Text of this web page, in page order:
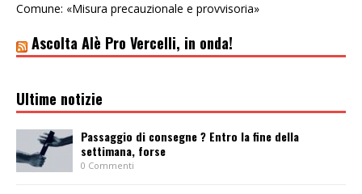
Comune: «Misura precauzionale e provvisoria»
Ascolta Alè Pro Vercelli, in onda!
Ultime notizie
Passaggio di consegne ? Entro la fine della
settimana, forse
0 Commenti